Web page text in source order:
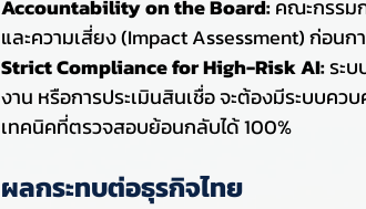
Accountability on the Board: คณะกรรม
และความเสี่ยง (Impact Assessment) ก่อนก
Strict Compliance for High-Risk AI: ระ
งาน หรือการประเมินสินเชื่อ จะต้องมีระบบค
เทคนิคที่ตรวจสอบย้อนกลับได้ 100%
ผลกระทบต่อธุรกิจไทย